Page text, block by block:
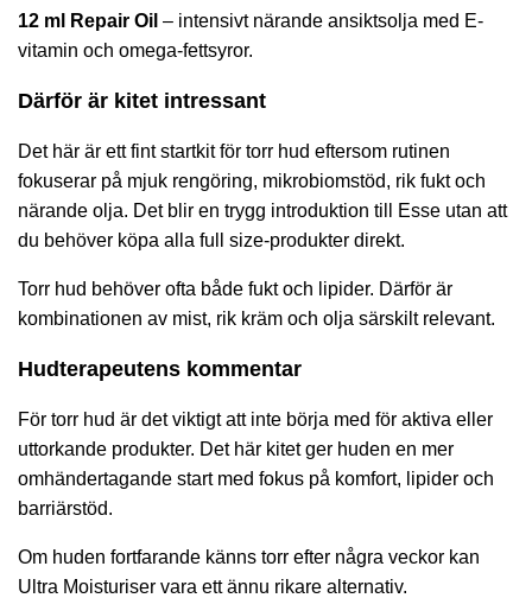
12 ml Repair Oil – intensivt närande ansiktsolja med E-
vitamin och omega-fettsyror.
Därför är kitet intressant
Det här är ett fint startkit för torr hud eftersom rutinen
fokuserar på mjuk rengöring, mikrobiomstöd, rik fukt och
närande olja. Det blir en trygg introduktion till Esse utan att
du behöver köpa alla full size-produkter direkt.
Torr hud behöver ofta både fukt och lipider. Därför är
kombinationen av mist, rik kräm och olja särskilt relevant.
Hudterapeutens kommentar
För torr hud är det viktigt att inte börja med för aktiva eller
uttorkande produkter. Det här kitet ger huden en mer
omhändertagande start med fokus på komfort, lipider och
barriärstöd.
Om huden fortfarande känns torr efter några veckor kan
Ultra Moisturiser vara ett ännu rikare alternativ.